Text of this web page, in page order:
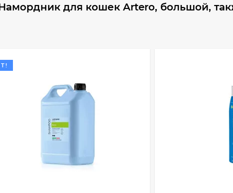
для кошек Artero, большой,